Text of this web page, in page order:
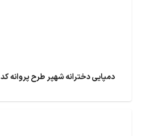
دمپایی دخترانه شهپر طرح پروانه کد 02